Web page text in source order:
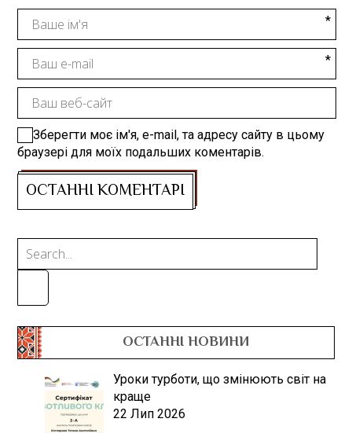
Зберегти моє ім'я, e-mail, та адресу сайту в цьому
браузері для моїх подальших коментарів.
ОСТАННІ НОВИНИ
Уроки турботи, що змінюють світ на
краще
22 Лип 2026